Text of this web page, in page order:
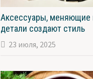
Аксессуары, меняющие
детали создают стиль
23 июля, 2025